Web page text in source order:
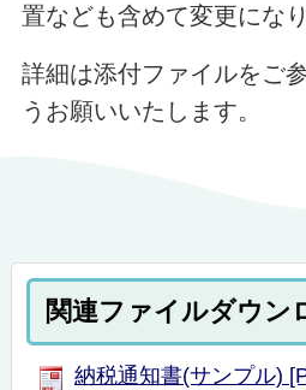
置なども含めて変更になり
詳細は添付ファイルをご
うお願いいたします。
関連ファイルダウン
納税通知書(サンプル)